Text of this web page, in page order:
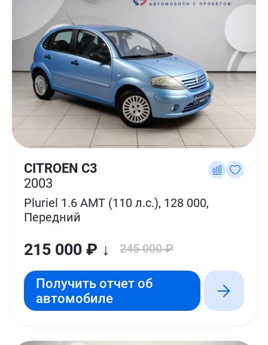
CITROEN C3
2003
Pluriel 1.6 AMT (110 л.с.), 128 000,
Передний
215 000 ₽ ↓ 245 000 ₽
Получить отчет об
автомобиле